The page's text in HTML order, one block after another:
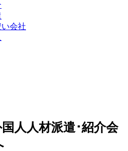
会社
人人材派遣･紹介会